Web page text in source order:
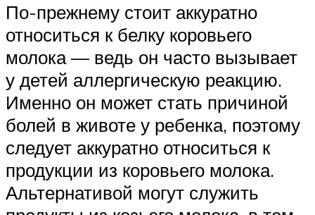
По-прежнему стоит аккуратно
относиться к белку коровьего
молока — ведь он часто вызывает
у детей аллергическую реакцию.
Именно он может стать причиной
болей в животе у ребенка, поэтому
следует аккуратно относиться к
продукции из коровьего молока.
Альтернативой могут служить